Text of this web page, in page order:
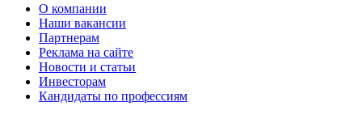
О компании
Наши вакансии
Партнерам
Реклама на сайте
Новости и статьи
Инвесторам
Кандидаты по профессиям